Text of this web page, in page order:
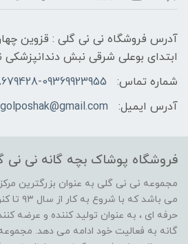
آدرس فروشگاه نی نی گلی : قزوین
ابتدای بوعلی شرقی نبش دندانپزشکی
شماره تماس:
09369923955
آدرس ایمیل:
فروشگاه پوشاک بچه گانه نی نی
مجموعه نی نی گلی به عنوان بزرگترین
می باشد
حرفه ای ، به عنوان تولید کننده و عرضه
گانه به فعالیت خود ادامه می دهد.